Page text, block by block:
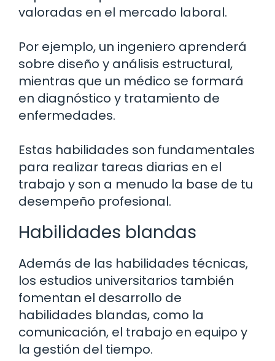
valoradas en el mercado laboral.
Por ejemplo, un ingeniero aprenderá
sobre diseño y análisis estructural,
mientras que un médico se formará
en diagnóstico y tratamiento de
enfermedades.
Estas habilidades son fundamentales
para realizar tareas diarias en el
trabajo y son a menudo la base de tu
desempeño profesional.
Habilidades blandas
Además de las habilidades técnicas,
los estudios universitarios también
fomentan el desarrollo de
habilidades blandas, como la
comunicación, el trabajo en equipo y
la gestión del tiempo.